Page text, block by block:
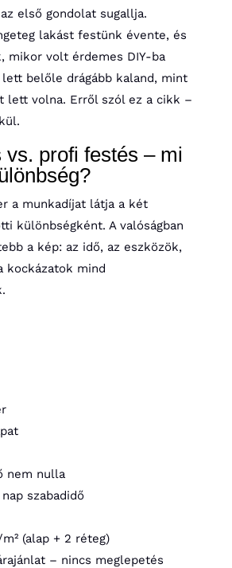
első gondolat sugallja.
lakást festünk évente, és
mikor volt érdemes DIY-ba
belőle drágább kaland, mint
lett volna. Erről szól ez a cikk –
vs. profi festés – mi
a munkadíjat látja a két
különbségként. A valóságban
a kép: az idő, az eszközök,
kockázatok mind
nem nulla
szabadidő
(alap + 2 réteg)
– nincs meglepetés